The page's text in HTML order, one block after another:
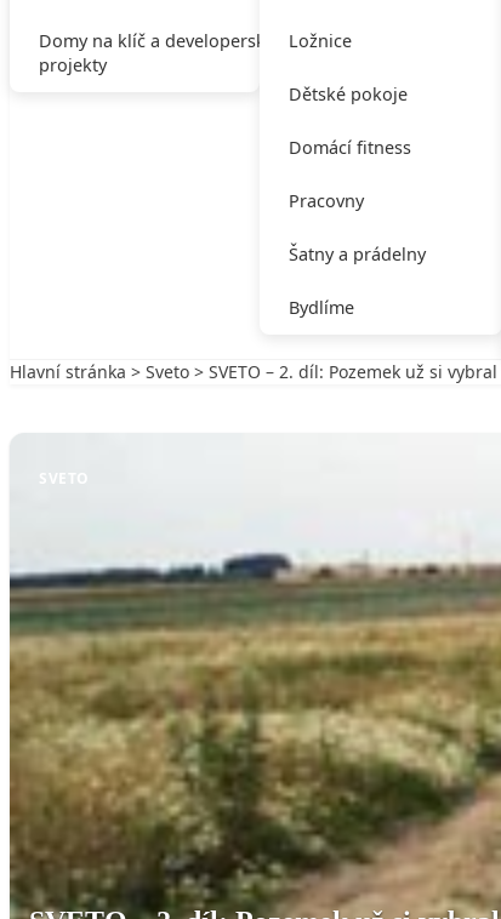
Domy na klíč a developerské
projekty
Ložnice
Dětské pokoje
Domácí fitness
Pracovny
Šatny a prádelny
Bydlíme
Hlavní stránka > Sveto > SVETO – 2. díl: Pozemek už si vybral
SVETO